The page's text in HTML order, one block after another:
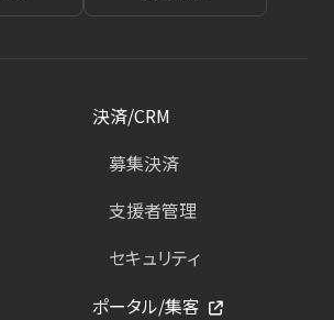
決済/CRM
募集決済
支援者管理
セキュリティ
ポータル/集客